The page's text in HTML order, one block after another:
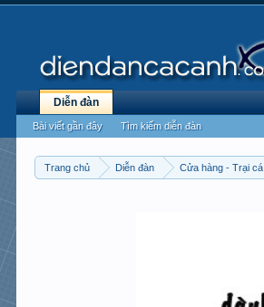
Trang chủ Diễn đàn Cửa hàng - Trại cá
Diễn đàn
Bài viết gần đây Tìm kiếm diễn đàn